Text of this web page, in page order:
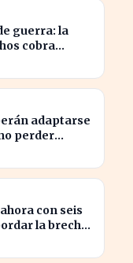
guerra: la
cobra
adaptarse
perder
con seis
la brecha